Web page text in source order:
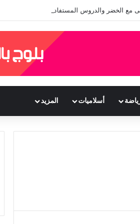
مع الخضر والدروس المستفادة منها
أسلاميات المزيد